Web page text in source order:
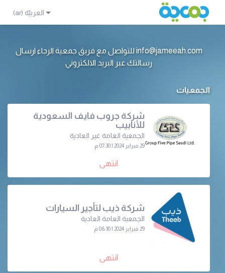
info@jameeah.com للتواصل مع فريق جمعية الرجاء ارسال
رسالتك عبر البريد الالكتروني
الجمعيات
شركة جروب فايف السعودية
للأنابيب
الجمعية العامة غير العادية
29 فبراير 2024 | 07:30 م
انتهى
شركة ذيب لتأجير السيارات
الجمعية العامة العادية
29 فبراير 2024 | 06:30 م
انتهى